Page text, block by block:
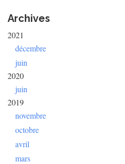
Archives
2021
décembre
juin
2020
juin
2019
novembre
octobre
avril
mars